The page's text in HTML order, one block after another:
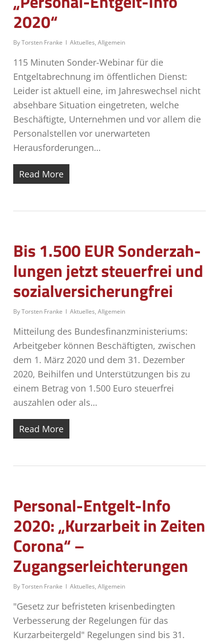
2020“
ByTorsten Franke Aktuelles, Allgemein
115 Minuten Sonder-Webinar für die
Entgeltabrechnung im öffentlichen Dienst:
Leider ist aktuell eine, im Jahreswechsel nicht
absehbare Situation eingetreten, welche
Beschäftigte, Unternehmen und vor allem die
Personalstellen vor unerwarteten
Herausforderungen…
Read More
Bis 1.500 EUR Son­der­zah­
lun­gen jetzt steu­er­frei und
sozialversicherungfrei
ByTorsten Franke Aktuelles, Allgemein
Mitteilung des Bundesfinanzministeriums:
Arbeitgeber können Beschäftigten, zwischen
dem 1. März 2020 und dem 31. Dezember
2020, Beihilfen und Unterstützungen bis zu
einem Betrag von 1.500 Euro steuerfrei
auszahlen oder als…
Read More
Personal-Entgelt-Info
2020: „Kurzarbeit in Zeiten
Corona“ –
Zugangserleichterungen
ByTorsten Franke Aktuelles, Allgemein
"Gesetz zur befristeten krisenbedingten
Verbesserung der Regelungen für das
Kurzarbeitergeld" Regelungen sind bis 31.